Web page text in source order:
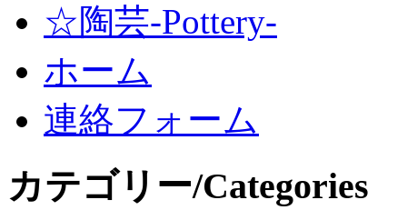
☆陶芸-Pottery-
ホーム
連絡フォーム
カテゴリー/Categories